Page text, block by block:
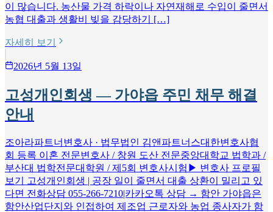
이 많습니다. 농산물 가격 하락이나 자연재해로 수입이 줄면서
농협 대출과 생활비 빚을 감당하기 […]
자세히 보기
2026년 5월 13일
고성개인회생 — 가야읍 주민 채무 해결
안내
조아라파트너변호사 · 법무법인 김앤파트너스대한변호사협
회 등록 이혼 전문변호사 / 창원 도산 전문중앙대학교 법학과 /
부산대 법학전문대학원 / 제5회 변호사시험▶ 변호사 프로필
보기 고성개인회생 | 공장 일이 줄면서 대출 상환이 밀리고 있
다면 전화상담 055-266-7210|카카오톡 상담 → 함안 가야읍은
함안산업단지와 인접하여 제조업 근로자와 농업 종사자가 함